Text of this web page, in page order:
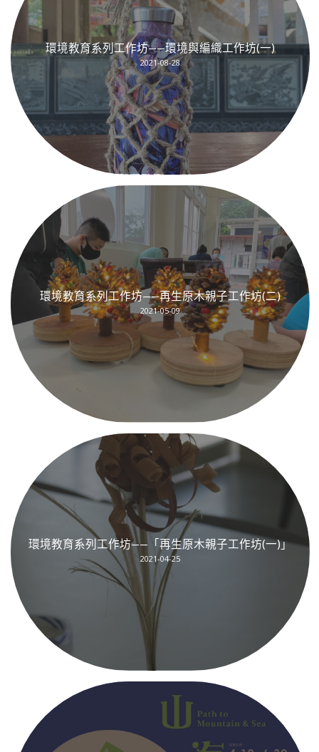
環境教育系列工作坊——環境與編織工作坊(一)
2021-08-28
環境教育系列工作坊——再生原木親子工作坊(二)
2021-05-09
環境教育系列工作坊——「再生原木親子工作坊(一)」
2021-04-25